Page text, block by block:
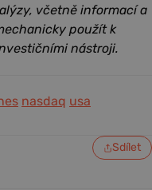
včetně informací a
použít k
nástroji.
nasdaq usa
Sdílet